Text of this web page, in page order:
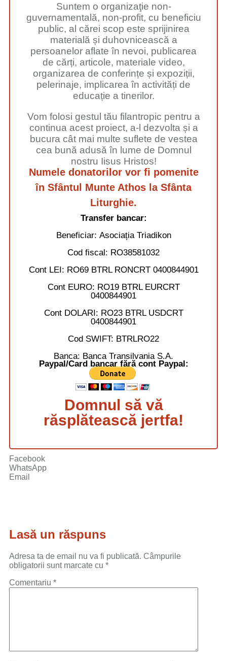
Suntem o organizaţie non-
guvernamentală, non-profit, cu beneficiu
public, al cărei scop este sprijinirea
materială și duhovnicească a
persoanelor aflate în nevoi, publicarea
de cărți, articole, materiale video,
organizarea de conferințe și expoziții,
pelerinaje, implicarea în activități de
educație a tinerilor.
Vom folosi gestul tău filantropic pentru a
continua acest proiect, a-l dezvolta și a
bucura cât mai multe suflete de vestea
cea bună adusă în lume de Domnul
nostru Iisus Hristos!
Numele donatorilor vor fi pomenite
în Sfântul Munte Athos la Sfânta
Liturghie.
Transfer bancar:
Beneficiar: Asociația Triadikon
Cod fiscal: RO38581032
Cont LEI: RO69 BTRL RONCRT 0400844901
Cont EURO: RO19 BTRL EURCRT
0400844901
Cont DOLARI: RO23 BTRL USDCRT
0400844901
Cod SWIFT: BTRLRO22
Banca: Banca Transilvania S.A.
Paypal/Card bancar fără cont Paypal:
Domnul să vă
răsplătească jertfa!
Facebook
WhatsApp
Email
Lasă un răspuns
Adresa ta de email nu va fi publicată. Câmpurile
obligatorii sunt marcate cu *
Comentariu *